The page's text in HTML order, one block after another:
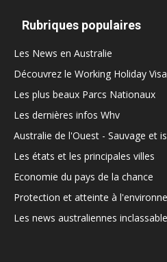
Rubriques populaires
Les News en Australie
Découvrez le Working Holiday Visa
Les plus beaux Parcs Nationaux
Les dernières infos Whv
Australie de l'Ouest - Sauvage et
Les états et les principales villes
Economie du pays de la chance
Protection et atteinte à
Les news australiennes